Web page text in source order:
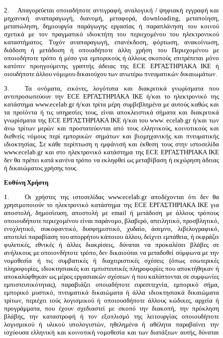
2. Απαγορεύεται οποιαδήποτε αντιγραφή, αναλογική / ψηφιακή εγγραφή και
μηχανική αναπαραγωγή, διανομή, μεταφορά, downloading, μεταποίηση,
μεταπώληση, δημιουργία παράγωγης εργασίας ή παραπλάνηση του κοινού
σχετικά με τον πραγματικό ιδιοκτήτη του περιεχομένου του ηλεκτρονικού
καταστήματος. Τυχόν αναπαραγωγή, επανέκδοση, φόρτωση, ανακοίνωση,
διάδοση ή μετάδοση ή οποιαδήποτε άλλη χρήση του Περιεχομένου με
οποιοδήποτε τρόπο ή μέσο για εμπορικούς ή άλλους σκοπούς επιτρέπεται μόνο
κατόπιν προηγούμενης γραπτής άδειας της ECE ΕΡΓΑΣΤΗΡΙΑΚΑ ΙΚΕ ή
οιουδήποτε άλλου νόμιμου δικαιούχου των ανωτέρω πνευματικών δικαιωμάτων.
3. Τα ονόματα, εικόνες, λογότυπα και διακριτικά γνωρίσματα που
αντιπροσωπεύουν την ECE ΕΡΓΑΣΤΗΡΙΑΚΑ ΙΚΕ ή/και το ηλεκτρονικό της
κατάστημα www.ecelab.gr ή/και τρίτα μέρη συμβεβλημένα με αυτούς καθώς και
τα προϊόντα ή τις υπηρεσίες τους, είναι αποκλειστικά σήματα και διακριτικά
γνωρίσματα της ECE ΕΡΓΑΣΤΗΡΙΑΚΑ ΙΚΕ ή/και του www. ecelab.gr ή/και των
άνω τρίτων μερών και προστατεύονται από τους ελληνικούς, κοινοτικούς και
διεθνείς νόμους περί εμπορικών σημάτων και βιομηχανικής και πνευματικής
ιδιοκτησίας. Σε κάθε περίπτωση η εμφάνισή και έκθεση τους στην ιστοσελίδα
www.ecelab.gr και στο ηλεκτρονικό κατάστημα της ECE ΕΡΓΑΣΤΗΡΙΑΚΑ ΙΚΕ
δεν θα πρέπει κατά κανένα τρόπο να εκληφθεί ως μεταβίβαση ή εκχώρηση άδειας
ή δικαιώματος χρήσης τους.
Ευθύνη Χρήστη
1. Οι χρήστες της ιστοσελίδας www.ecelab.gr αποδέχονται ότι δεν θα
χρησιμοποιούν τo ηλεκτρονικό κατάστημα της ECE ΕΡΓΑΣΤΗΡΙΑΚΑ ΙΚΕ για
αποστολή, δημοσίευση, αποστολή με email ή μετάδοση με άλλους τρόπους
οποιουδήποτε περιεχομένου είναι παράνομο, βλαβερό, απειλητικό, προσβλητικό,
ενοχλητικό, συκοφαντικό, δυσφημιστικό, χυδαίο, άσεμνο, λιβελογραφικό,
αποτελεί παραβίαση του απορρήτου κάποιου άλλου, δείχνει εμπάθεια, ή εκφράζει
φυλετικές, εθνικές ή άλλες διακρίσεις, δύναται να προκαλέσει βλάβες σε
ανήλικους με οποιονδήποτε τρόπο, δεν δικαιούται να μεταδοθεί σύμφωνα με την
νομοθεσία ή τις συμβατικές ή διαχειριστικές σχέσεις (όπως εσωτερικές
πληροφορίες, ιδιοκτησιακές και εμπιστευτικές πληροφορίες που αποκτήθηκαν ή
αποκαλύφθηκαν ως μέρος εργασιακών σχέσεων ή που καλύπτονται σε συμφωνίες
εμπιστευτικότητας), παραβιάζει οποιαδήποτε ευρεσιτεχνία, εμπορικό σήμα,
εμπορικό μυστικό, πνευματικά δικαιώματα ή άλλα ιδιοκτησιακά δικαιώματα
τρίτων, περιέχει ιούς λογισμικού ή οποιουσδήποτε άλλους κώδικες, αρχεία ή
προγράμματα, που έχουν σχεδιαστεί με σκοπό την διακοπή, την πρόκληση
βλάβης, την καταστροφή ή τον εξοπλισμό της λειτουργίας οποιουδήποτε
λογισμικού ή υλικού υπολογιστών, ηθελημένα ή αθέλητα παραβαίνει την
ισχύουσα ελληνική και κοινοτική νομοθεσία και των διατάξεων αυτής, δύναται